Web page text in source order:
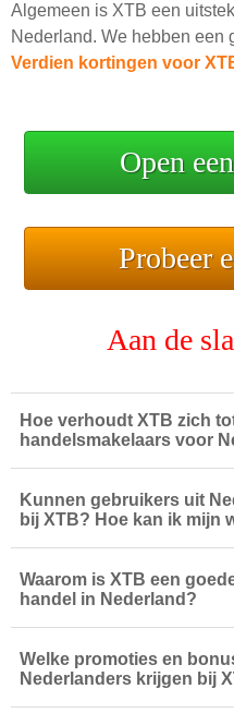
Algemeen is XTB een
Nederland. We hebben een
Verdien kortingen voor
Open
Probeer
Aan de
Hoe verhoudt XTB zich
handelsmakelaars voor
Kunnen gebruikers uit
bij XTB? Hoe kan ik mijn
Waarom is XTB een
handel in Nederland?
Welke promoties en
Nederlanders krijgen bij